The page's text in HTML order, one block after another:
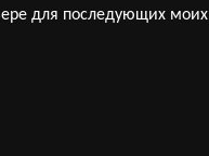
для последующих моих